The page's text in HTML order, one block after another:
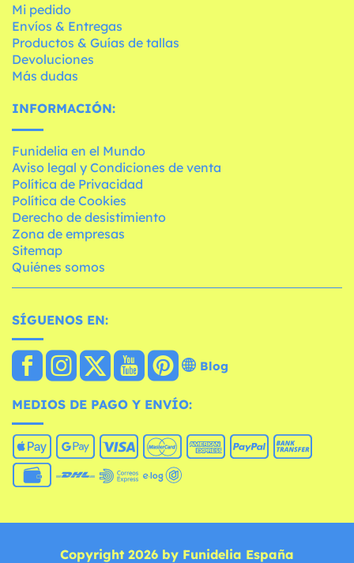
Mi pedido
Envíos & Entregas
Productos & Guías de tallas
Devoluciones
Más dudas
INFORMACIÓN:
Funidelia en el Mundo
Aviso legal y Condiciones de venta
Política de Privacidad
Política de Cookies
Derecho de desistimiento
Zona de empresas
Sitemap
Quiénes somos
SÍGUENOS EN:
Blog
MEDIOS DE PAGO Y ENVÍO:
Copyright 2026 by Funidelia España